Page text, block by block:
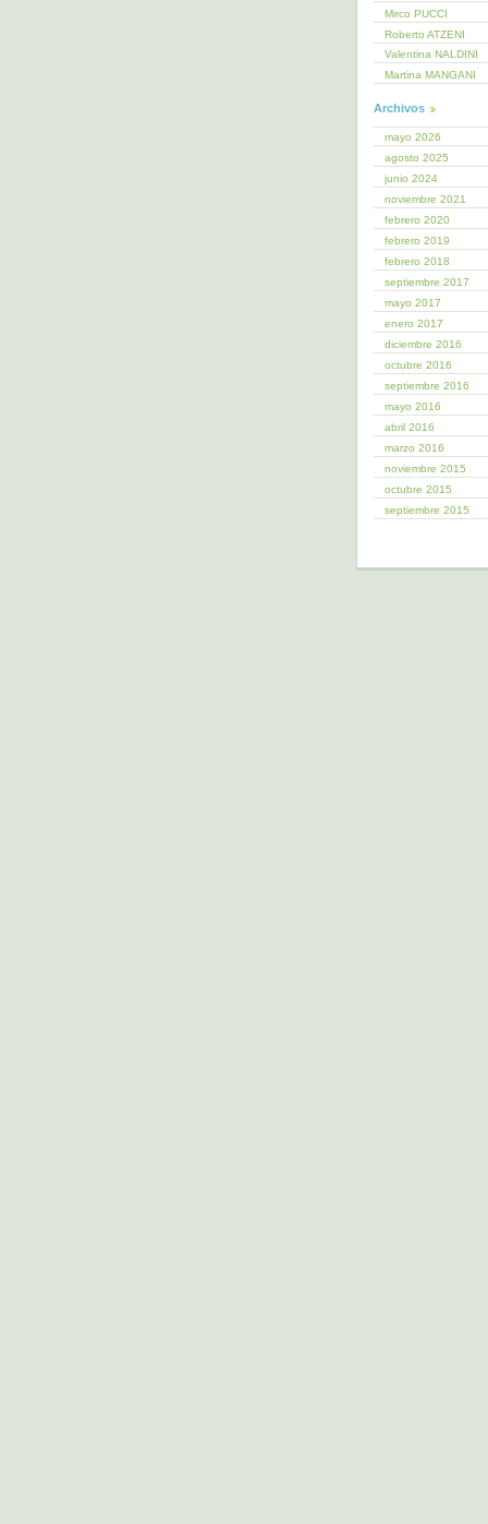
Mirco PUCCI
Roberto ATZENI
Valentina NALDINI
Martina MANGANI
Archivos
mayo 2026
agosto 2025
junio 2024
noviembre 2021
febrero 2020
febrero 2019
febrero 2018
septiembre 2017
mayo 2017
enero 2017
diciembre 2016
octubre 2016
septiembre 2016
mayo 2016
abril 2016
marzo 2016
noviembre 2015
octubre 2015
septiembre 2015